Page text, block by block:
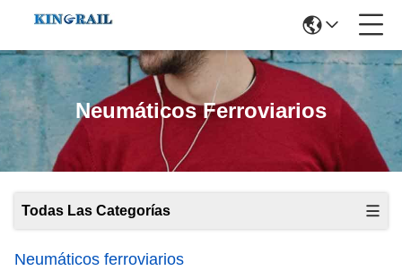
Neumáticos Ferroviarios
Todas Las Categorías
Neumáticos ferroviarios